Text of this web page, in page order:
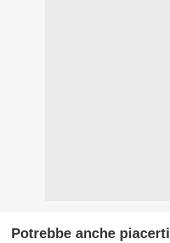
Potrebbe anche piacerti